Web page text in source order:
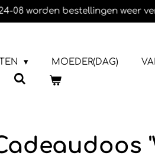
08 worden bestellingen weer
MOEDER(DAG)